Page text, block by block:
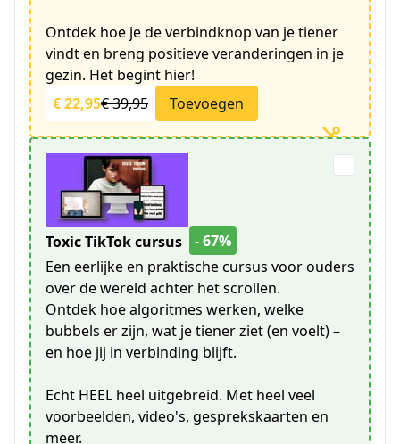
Ontdek hoe je de verbindknop van je tiener
vindt en breng positieve veranderingen in je
gezin. Het begint hier!
€ 22,95€ 39,95 Toevoegen
Toxic TikTok cursus
- 67%
Een eerlijke en praktische cursus voor ouders
over de wereld achter het scrollen.
Ontdek hoe algoritmes werken, welke
bubbels er zijn, wat je tiener ziet (en voelt) –
en hoe jij in verbinding blijft.
Echt HEEL heel uitgebreid. Met heel veel
voorbeelden, video's, gesprekskaarten en
meer.